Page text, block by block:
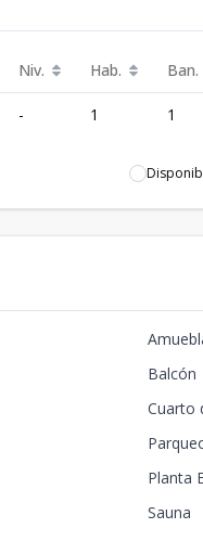
Niv. Hab. Ban.
- 1 1
Balcón
Cuarto
Planta
Sauna